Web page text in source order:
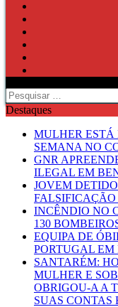
Pesquisar
por:
Destaques
MULHER ESTÁ
SEMANA NO
GNR
ILEGAL EM
JOVEM
INCÊNDIO NO
130
EQUIPA DE
PORTUGAL EM
SANTARÉM:
MULHER E
OBRIGOU-A A
SUAS CONTAS